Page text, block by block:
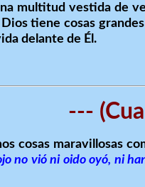
multitud vestida de
tiene cosas
delante de Él.
---
cosas maravillosas
no vió ni oido oyó, ni